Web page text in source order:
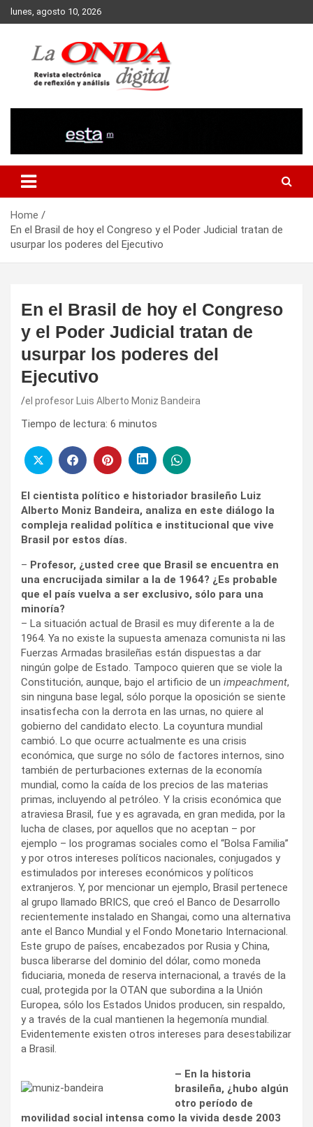
Skip
to
lunes, agosto 10, 2026
Home
En el Brasil de hoy el Congreso y el Poder Judicial tratan de
usurpar los poderes del Ejecutivo
En el Brasil de hoy el Congreso
y el Poder Judicial tratan de
usurpar los poderes del
Ejecutivo
el profesor Luis Alberto Moniz Bandeira
Tiempo de lectura: 6 minutos
El cientista político e historiador brasileño Luiz
Alberto Moniz Bandeira, analiza en este diálogo la
compleja realidad política e institucional que vive
Brasil por estos días.
– Profesor, ¿usted cree que Brasil se encuentra en
una encrucijada similar a la de 1964? ¿Es probable
que el país vuelva a ser exclusivo, sólo para una
minoría?
– La situación actual de Brasil es muy diferente a la de
1964. Ya no existe la supuesta amenaza comunista ni las
Fuerzas Armadas brasileñas están dispuestas a dar
ningún golpe de Estado. Tampoco quieren que se viole la
Constitución, aunque, bajo el artificio de un impeachment,
sin ninguna base legal, sólo porque la oposición se siente
insatisfecha con la derrota en las urnas, no quiere al
gobierno del candidato electo. La coyuntura mundial
cambió. Lo que ocurre actualmente es una crisis
económica, que surge no sólo de factores internos, sino
también de perturbaciones externas de la economía
mundial, como la caída de los precios de las materias
primas, incluyendo al petróleo. Y la crisis económica que
atraviesa Brasil, fue y es agravada, en gran medida, por la
lucha de clases, por aquellos que no aceptan – por
ejemplo – los programas sociales como el “Bolsa Familia”
y por otros intereses políticos nacionales, conjugados y
estimulados por intereses económicos y políticos
extranjeros. Y, por mencionar un ejemplo, Brasil pertenece
al grupo llamado BRICS, que creó el Banco de Desarrollo
recientemente instalado en Shangai, como una alternativa
ante el Banco Mundial y el Fondo Monetario Internacional.
Este grupo de países, encabezados por Rusia y China,
busca liberarse del dominio del dólar, como moneda
fiduciaria, moneda de reserva internacional, a través de la
cual, protegida por la OTAN que subordina a la Unión
Europea, sólo los Estados Unidos producen, sin respaldo,
y a través de la cual mantienen la hegemonía mundial.
Evidentemente existen otros intereses para desestabilizar
a Brasil.
– En la historia
brasileña, ¿hubo algún
otro período de
movilidad social intensa como la vivida desde 2003